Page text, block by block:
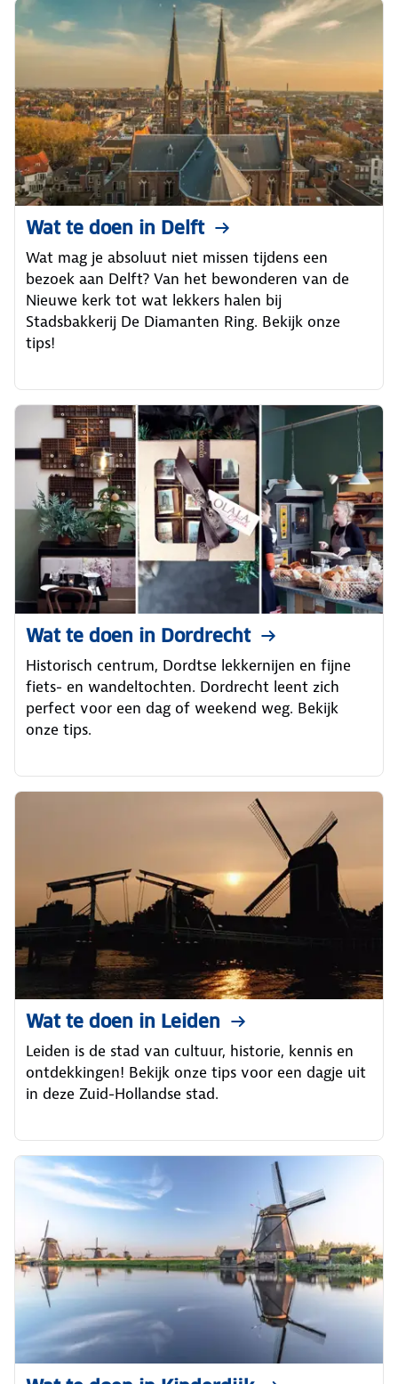
Wat te doen in Delft
Wat mag je absoluut niet missen tijdens een
bezoek aan Delft? Van het bewonderen van de
Nieuwe kerk tot wat lekkers halen bij
Stadsbakkerij De Diamanten Ring. Bekijk onze
tips!
Wat te doen in Dordrecht
Historisch centrum, Dordtse lekkernijen en fijne
fiets- en wandeltochten. Dordrecht leent zich
perfect voor een dag of weekend weg. Bekijk
onze tips.
Wat te doen in Leiden
Leiden is de stad van cultuur, historie, kennis en
ontdekkingen! Bekijk onze tips voor een dagje uit
in deze Zuid-Hollandse stad.